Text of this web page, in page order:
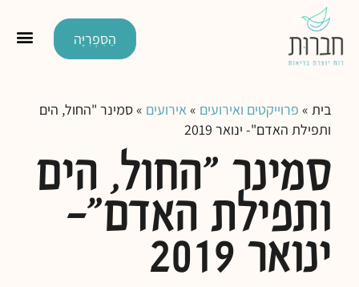
הַסִּפְרִיָּה
בית » פרוייקטים ואירועים »אירועים »סמינר "החול, הים
ותפילת האדם"- ינואר 2019
סמינר "החול, הים
ותפילת האדם"-
ינואר 2019